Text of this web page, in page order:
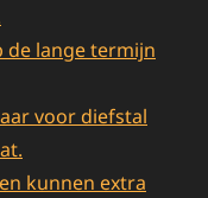
lange termijn
voor diefstal
kunnen extra